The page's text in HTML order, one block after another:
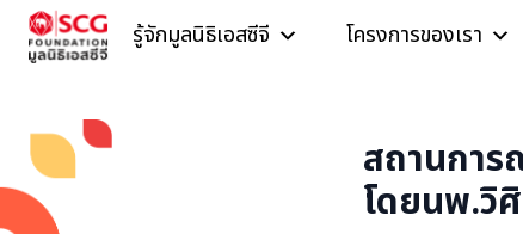
Skip to content
รู้จักมูลนิธิเอสซีจี โครงการของเรา
สถานกา
โดยนพ.วิ